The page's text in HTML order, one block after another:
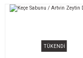
TÜKENDİ